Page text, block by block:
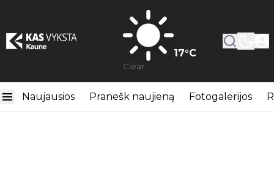
17°C
Clear
Naujausios Pranešk naujieną Fotogalerijos